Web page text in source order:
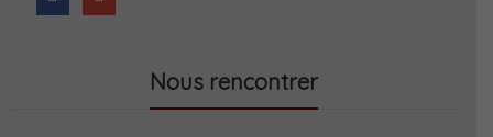
Nous rencontrer